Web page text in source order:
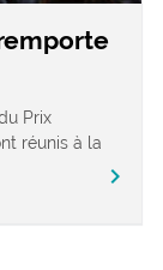
Prix
réunis à la
chevron_right